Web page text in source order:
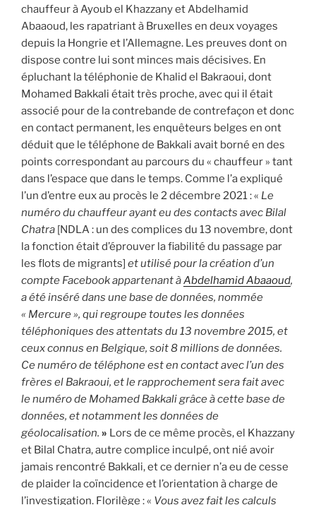
chauffeur à Ayoub el Khazzany et Abdelhamid
Abaaoud, les rapatriant à Bruxelles en deux voyages
depuis la Hongrie et l’Allemagne. Les preuves dont on
dispose contre lui sont minces mais décisives. En
épluchant la téléphonie de Khalid el Bakraoui, dont
Mohamed Bakkali était très proche, avec qui il était
associé pour de la contrebande de contrefaçon et donc
en contact permanent, les enquêteurs belges en ont
déduit que le téléphone de Bakkali avait borné en des
points correspondant au parcours du « chauffeur » tant
dans l’espace que dans le temps. Comme l’a expliqué
l’un d’entre eux au procès le 2 décembre 2021 : « Le
numéro du chauffeur ayant eu des contacts avec Bilal
Chatra [NDLA : un des complices du 13 novembre, dont
la fonction était d’éprouver la fiabilité du passage par
les flots de migrants] et utilisé pour la création d’un
compte Facebook appartenant àAbdelhamid Abaaoud,
a été inséré dans une base de données, nommée
« Mercure », qui regroupe toutes les données
téléphoniques des attentats du 13 novembre 2015, et
ceux connus en Belgique, soit 8 millions de données.
Ce numéro de téléphone est en contact avec l’un des
frères el Bakraoui, et le rapprochement sera fait avec
le numéro de Mohamed Bakkali grâce à cette base de
données, et notamment les données de
géolocalisation. » Lors de ce même procès, el Khazzany
et Bilal Chatra, autre complice inculpé, ont nié avoir
jamais rencontré Bakkali, et ce dernier n’a eu de cesse
de plaider la coïncidence et l’orientation à charge de
l’investigation. Florilège : « Vous avez fait les calculs